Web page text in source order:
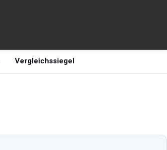
Vergleichssiegel